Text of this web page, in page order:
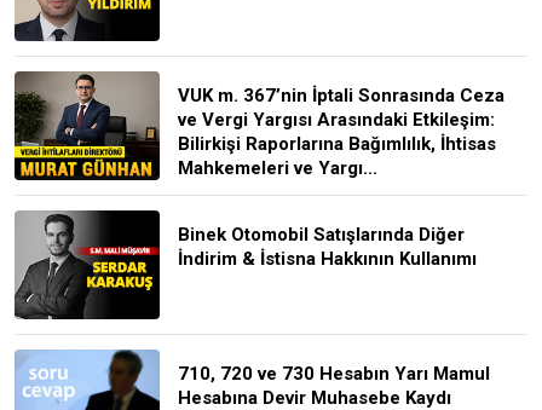
VUK m. 367’nin İptali Sonrasında Ceza
ve Vergi Yargısı Arasındaki Etkileşim:
Bilirkişi Raporlarına Bağımlılık, İhtisas
Mahkemeleri ve Yargı...
Binek Otomobil Satışlarında Diğer
İndirim & İstisna Hakkının Kullanımı
710, 720 ve 730 Hesabın Yarı Mamul
Hesabına Devir Muhasebe Kaydı